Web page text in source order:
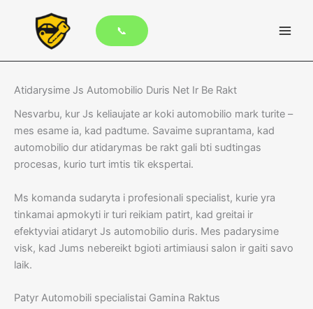
📞
Atidarysime Js Automobilio Duris Net Ir Be Rakt
Nesvarbu, kur Js keliaujate ar koki automobilio mark turite –
mes esame ia, kad padtume. Savaime suprantama, kad
automobilio dur atidarymas be rakt gali bti sudtingas
procesas, kurio turt imtis tik ekspertai.
Ms komanda sudaryta i profesionali specialist, kurie yra
tinkamai apmokyti ir turi reikiam patirt, kad greitai ir
efektyviai atidaryt Js automobilio duris. Mes padarysime
visk, kad Jums nebereikt bgioti artimiausi salon ir gaiti savo
laik.
Patyr Automobili specialistai Gamina Raktus